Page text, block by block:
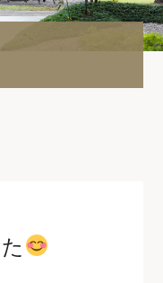
ェリナ